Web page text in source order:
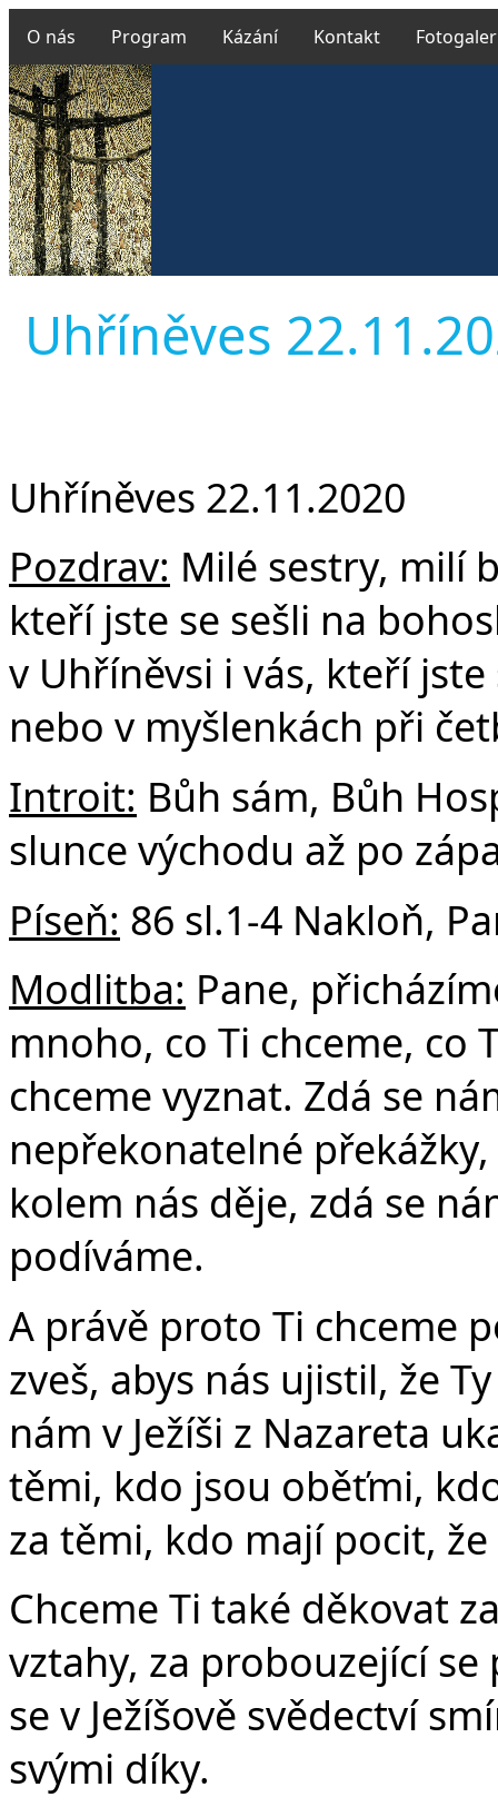
O nás Program Kázání Kontakt
Uhříněves
Uhříněves 22.11.2020
Pozdrav: Milé sestry, milí
kteří jste se sešli na
v Uhříněvsi i vás, kteří
nebo v myšlenkách při
Introit: Bůh sám, Bůh
slunce východu až po
Píseň: 86 sl.1-4 Nakloň,
Modlitba: Pane,
mnoho, co Ti chceme, co
chceme vyznat. Zdá se
nepřekonatelné
kolem nás děje, zdá se
podíváme.
A právě proto Ti chceme
zveš, abys nás ujistil, že
nám v Ježíši z Nazareta
těmi, kdo jsou oběťmi,
za těmi, kdo mají pocit,
Chceme Ti také děkovat
vztahy, za probouzející
se v Ježíšově svědectví
svými díky.